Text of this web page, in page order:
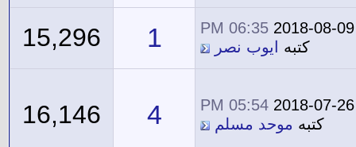
2018-08-09
06:35 PM
كتبه
ايوب نصر 1
15,296
2018-07-26
05:54 PM
كتبه موحد مسلم 4
16,146